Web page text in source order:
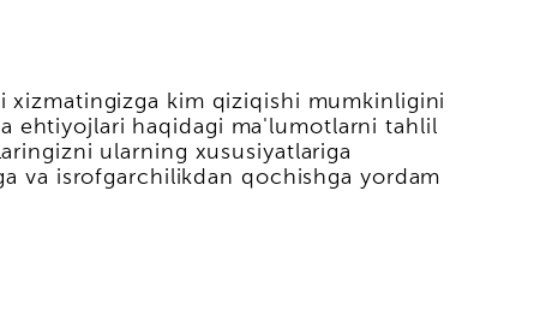
xizmatingizga kim qiziqishi mumkinligini
ehtiyojlari haqidagi ma'lumotlarni tahlil
ularning xususiyatlariga
va isrofgarchilikdan qochishga yordam